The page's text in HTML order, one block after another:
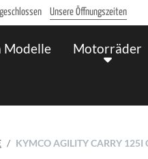
Unsere Öffnungszeiten
Modelle Motorräder
KYMCO AGILITY CARRY 125I